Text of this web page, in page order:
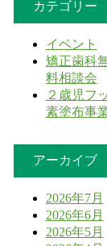
カテゴリー
イベント
矯正歯科
料相談会
２歳児フ
素塗布事
アーカイブ
2026年7月
2026年6月
2026年5月